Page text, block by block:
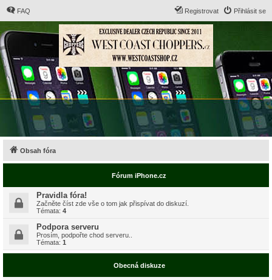
FAQ Přihlásit se
Registrovat
Obsah fóra
Fórum iPhone.cz
Pravidla fóra!
Začněte číst zde vše o tom jak přispívat do diskuzí.
Témata: 4
Podpora serveru
Prosím, podpořte chod serveru..
Témata: 1
Obecná diskuze